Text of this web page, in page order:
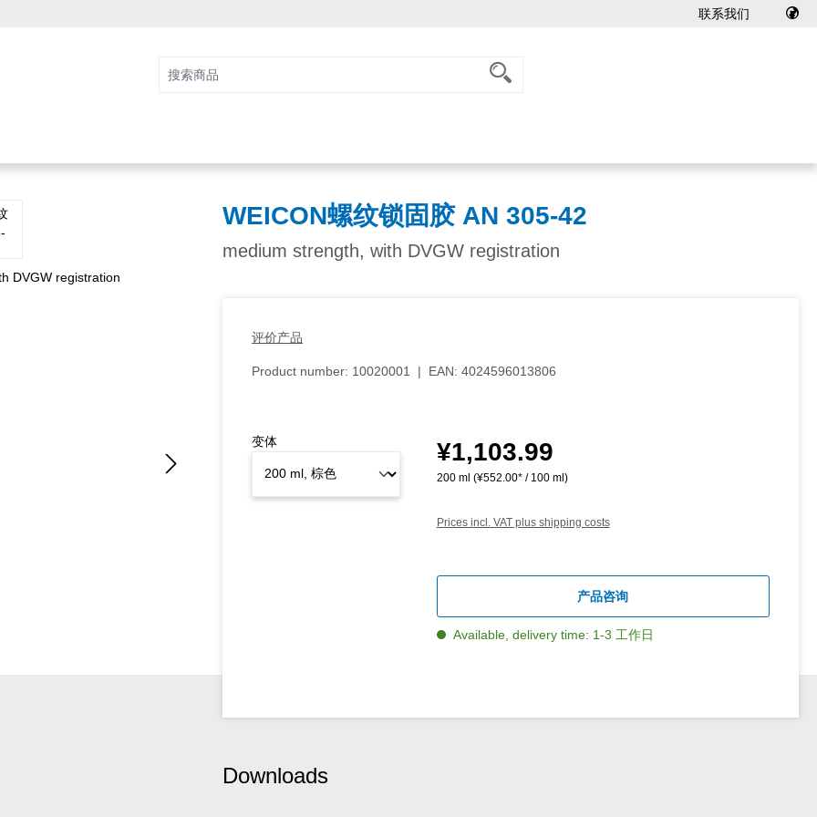
联系我们
WEICON螺纹锁固胶 AN 305-42
medium strength, with DVGW registration
评价产品
Product number: 10020001 | EAN: 4024596013806
Regular price:
¥1,103.99
200 ml (¥552.00* / 100 ml)
Prices incl. VAT plus shipping costs
变体
产品咨询
Available, delivery time: 1-3 工作日
Downloads